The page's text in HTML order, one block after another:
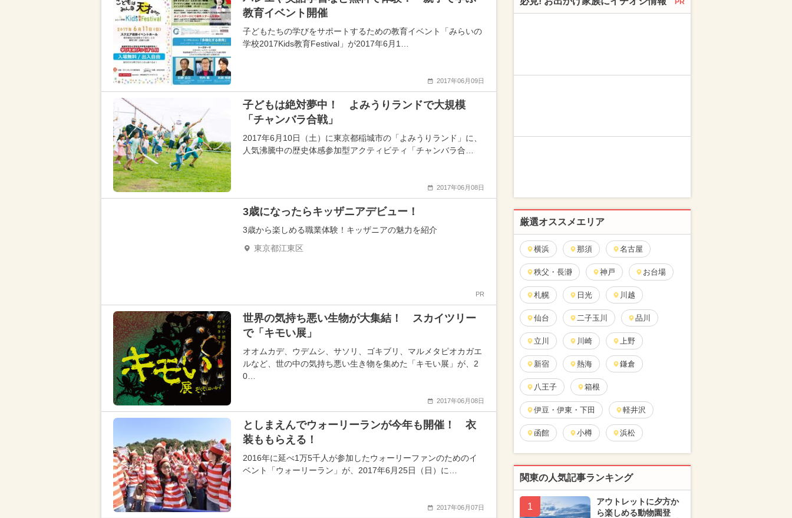
教育イベント開催
子どもたちの学びをサポートするための教育イベント「みらいの
学校2017Kids教育Festival」が2017年6月1…
2017年06月09日
子どもは絶対夢中！ よみうりランドで大規模
「チャンバラ合戦」
2017年6月10日（土）に東京都稲城市の「よみうりランド」に、
人気沸騰中の歴史体感参加型アクティビティ「チャンバラ合…
2017年06月08日
3歳になったらキッザニアデビュー！
3歳から楽しめる職業体験！キッザニアの魅力を紹介
東京都江東区
PR
世界の気持ち悪い生物が大集結！ スカイツリー
で「キモい展」
オオムカデ、ウデムシ、サソリ、ゴキブリ、マルメタピオカガエ
ルなど、世の中の気持ち悪い生き物を集めた「キモい展」が、2
0…
2017年06月08日
としまえんでウォーリーランが今年も開催！ 衣
装ももらえる！
2016年に延べ1万5千人が参加したウォーリーファンのためのイ
ベント「ウォーリーラン」が、2017年6月25日（日）に…
2017年06月07日
PR
厳選オススメエリア
横浜 那須 名古屋
秩父・長瀞 神戸 お台場
札幌 日光 川越
仙台 二子玉川 品川
立川 川崎 上野
新宿 熱海 鎌倉
八王子 箱根
伊豆・伊東・下田 軽井沢
函館 小樽 浜松
関東の人気記事ランキング
1
アウトレットに夕方か
ら楽しめる動物園登